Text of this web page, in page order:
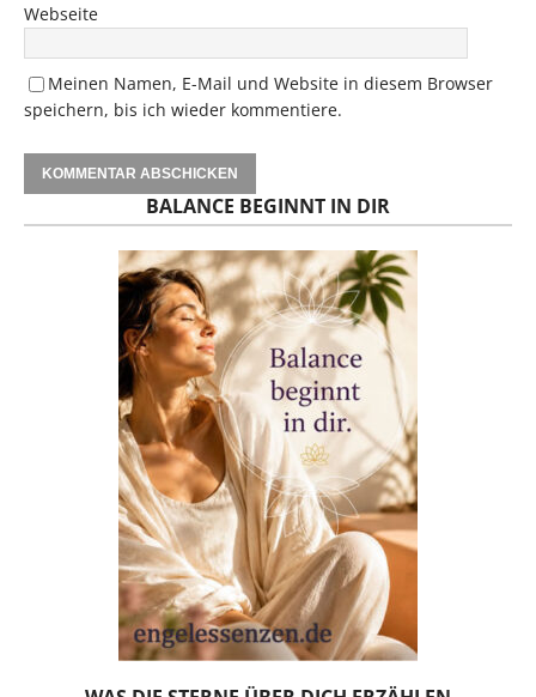
Webseite
Meinen Namen, E-Mail und Website in diesem Browser
speichern, bis ich wieder kommentiere.
BALANCE BEGINNT IN DIR